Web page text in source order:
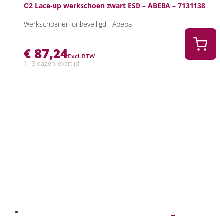
O2 Lace-up werkschoen zwart ESD – ABEBA – 7131138
Werkschoenen onbeveiligd - Abeba
€87,24Excl. BTW
1 - 3 dagen levertijd